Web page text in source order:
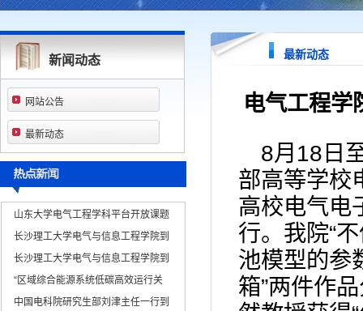
新闻动态
网站公告
最新动态
山东大学电气工程学科平台开放课题
长沙理工大学电气与信息工程学院到
长沙理工大学电气与信息工程学院到
“区域综合能源系统低碳高效运行关
中国电科院研究生部刘津主任一行到
最新动态
电气工程学
8月18日
部高等学校
高校电气电
行。我院“
池模型的参
箱”两件作